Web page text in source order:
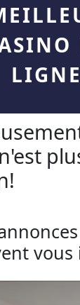
LIGNE
vous